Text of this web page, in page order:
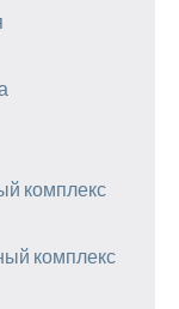
комплекс
комплекс